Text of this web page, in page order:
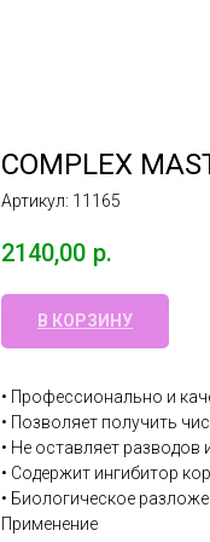
COMPLEX
Артикул: 11165
2140,00 р.
В КОРЗИНУ
• Профессионально и
• Позволяет получить
• Не оставляет разводов
• Содержит ингибитор
• Биологическое
Применение